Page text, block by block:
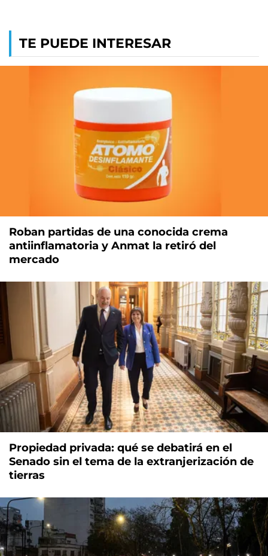
TE PUEDE INTERESAR
Roban partidas de una conocida crema
antiinflamatoria y Anmat la retiró del
mercado
Propiedad privada: qué se debatirá en el
Senado sin el tema de la extranjerización de
tierras